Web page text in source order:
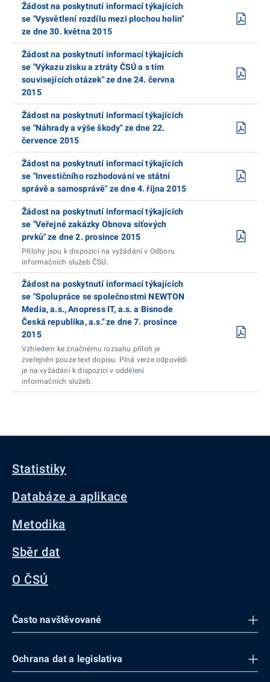
Žádost na poskytnutí informací týkajících
se "Vysvětlení rozdílu mezi plochou holin"
ze dne 30. května 2015
Žádost na poskytnutí informací týkajících
se "Výkazu zisku a ztráty ČSÚ a s tím
souvisejících otázek" ze dne 24. června
2015
Žádost na poskytnutí informací týkajících
se "Náhrady a výše škody" ze dne 22.
července 2015
Žádost na poskytnutí informací týkajících
se "Investičního rozhodování ve státní
správě a samosprávě" ze dne 4. října 2015
Žádost na poskytnutí informací týkajících
se "Veřejné zakázky Obnova síťových
prvků" ze dne 2. prosince 2015
Přílohy jsou k dispozici na vyžádání v Odboru
informačních služeb ČSÚ.
Žádost na poskytnutí informací týkajících
se "Spolupráce se společnostmi NEWTON
Media, a.s., Anopress IT, a.s. a Bisnode
Česká republika, a.s." ze dne 7. prosince
2015
Vzhledem ke značnému rozsahu příloh je
zveřejněn pouze text dopisu. Plná verze odpovědi
je na vyžádání k dispozici v oddělení
informačních služeb.
Statistiky
Databáze a aplikace
Metodika
Sběr dat
O ČSÚ
Často navštěvované
Ochrana dat a legislativa